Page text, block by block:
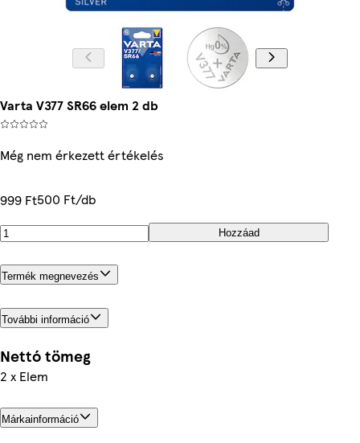
Varta V377 SR66 elem 2 db
Még nem érkezett értékelés
999 Ft500 Ft/db
Hozzáad
Termék megnevezés
További információ
Nettó tömeg
2 x Elem
Márkainformáció